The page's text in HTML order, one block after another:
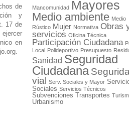
de
y
17 de
en
.
Mancomunidad Mayores
Medio ambiente Medio
Rústico Mujer Normativa Obras
servicios Oficina Técnica
Participación Ciudadana
Local Polideportivo Presupuesto
Sanidad Seguridad
Ciudadana
vial
Serv. Sociales y Mayor
Sociales Servicios Técnicos
Subvenciones Transportes
Urbanismo